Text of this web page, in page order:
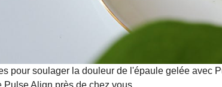
pour soulager la douleur de l'épaule gelée avec
Pulse Align près de chez vous